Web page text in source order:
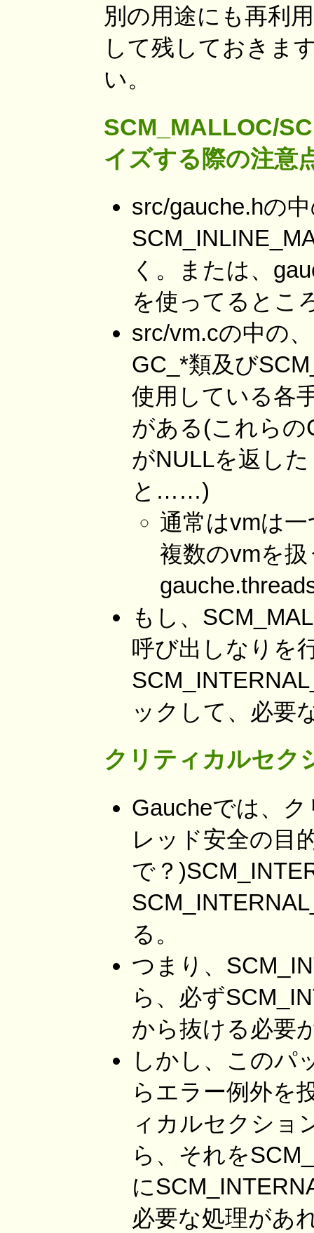
別の用途にも再利
して残しておきま
い。
SCM_MALLOC/
イズする際の注意
src/gauche.hの
く。または、
を使ってるとこ
src/vm.cの中の
GC_*類及び
使用している各
がある(これらの
がNULLを返し
と……)
通常はvmは
複数のvmを
もし、
呼び出しなりを
ックして、必要
クリティカルセク
Gaucheでは、
レッド安全の目
で？
る。
つまり、
ら、必ず
から抜ける必要
しかし、このパ
らエラー例外を
ィカルセクショ
ら、それを
に
必要な処理があ